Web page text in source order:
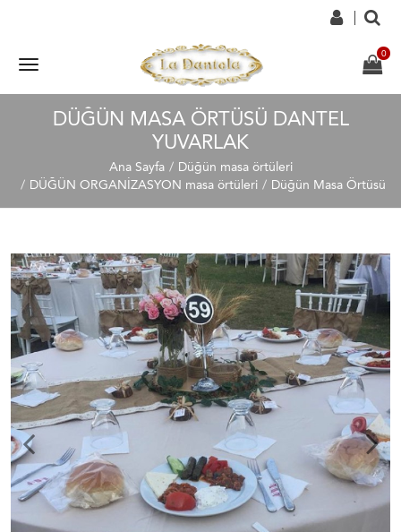
DÜĞÜN MASA ÖRTÜSÜ DANTEL
YUVARLAK
Ana Sayfa
Düğün masa örtüleri
DÜĞÜN ORGANİZASYON masa örtüleri
Düğün Masa Örtüsü